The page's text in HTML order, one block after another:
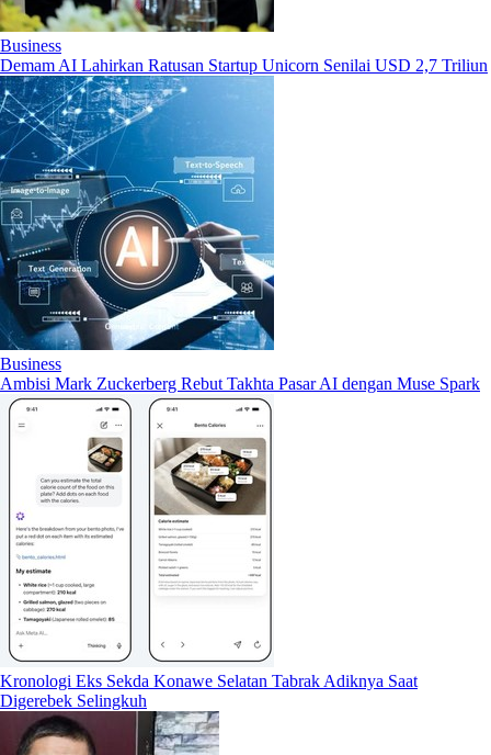
Business
Demam AI Lahirkan Ratusan Startup Unicorn Senilai USD 2,7 Triliun
Business
Ambisi Mark Zuckerberg Rebut Takhta Pasar AI dengan Muse Spark
Kronologi Eks Sekda Konawe Selatan Tabrak Adiknya Saat
Digerebek Selingkuh